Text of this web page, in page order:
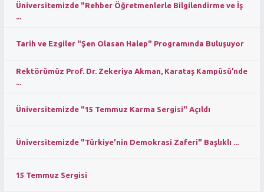
Üniversitemizde "Rehber Öğretmenlerle Bilgilendirme ve İş
Tarih ve Ezgiler "Şen Olasan Halep" Programında Buluşuyor
Rektörümüz Prof. Dr. Zekeriya Akman, Karataş Kampüsü’nde
Üniversitemizde "15 Temmuz Karma Sergisi" Açıldı
Üniversitemizde "Türkiye'nin Demokrasi Zaferi" Başlıklı ...
15 Temmuz Sergisi